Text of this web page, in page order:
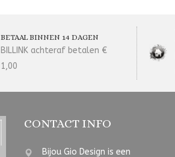
BETAAL BINNEN 14 DAGEN
BILLINK achteraf betalen €
1,00
CONTACT INFO
Bijou Gio Design is een